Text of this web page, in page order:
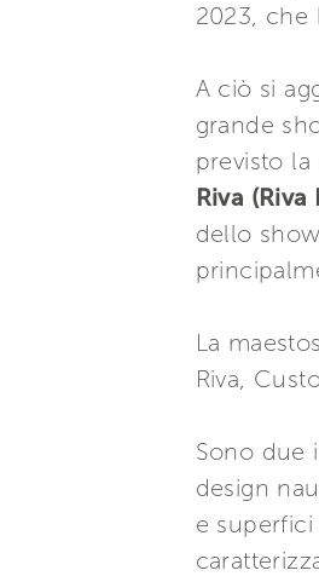
2023, che
A ciò si
grande
previsto
Riva (Riva
dello
La
Riva,
Sono due
design
e